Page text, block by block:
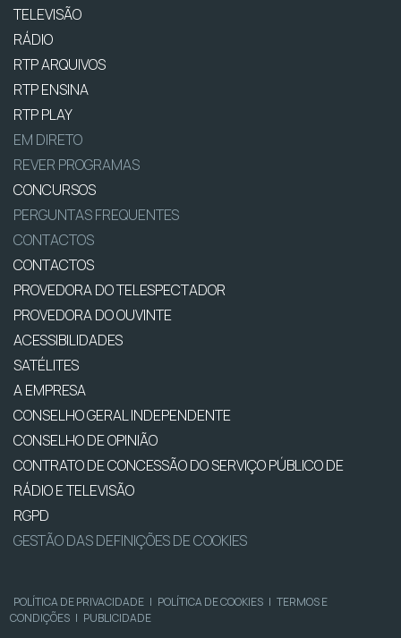
TELEVISÃO
RÁDIO
RTP ARQUIVOS
RTP ENSINA
RTP PLAY
EM DIRETO
REVER PROGRAMAS
CONCURSOS
PERGUNTAS FREQUENTES
CONTACTOS
CONTACTOS
PROVEDORA DO TELESPECTADOR
PROVEDORA DO OUVINTE
ACESSIBILIDADES
SATÉLITES
A EMPRESA
CONSELHO GERAL INDEPENDENTE
CONSELHO DE OPINIÃO
CONTRATO DE CONCESSÃO DO SERVIÇO PÚBLICO DE
RÁDIO E TELEVISÃO
RGPD
GESTÃO DAS DEFINIÇÕES DE COOKIES
POLÍTICA DE PRIVACIDADE | POLÍTICA DE COOKIES | TERMOS E
CONDIÇÕES | PUBLICIDADE